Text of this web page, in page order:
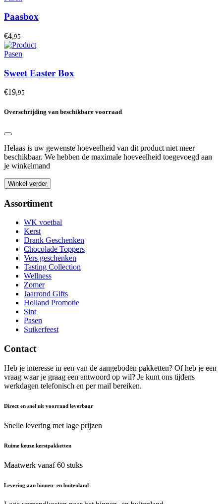
Paasbox
€4,95
Pasen
Sweet Easter Box
€19,95
Overschrijding van beschikbare voorraad
Helaas is uw gewenste hoeveelheid van dit product niet meer
beschikbaar. We hebben de maximale hoeveelheid toegevoegd aan
je winkelmand
Winkel verder
Assortiment
WK voetbal
Kerst
Drank Geschenken
Chocolade Toppers
Vers geschenken
Tasting Collection
Wellness
Zomer
Jaarrond Gifts
Holland Promotie
Sint
Pasen
Suikerfeest
Contact
Heb je interesse in een van de aangeboden pakketten? Of heb je een
vraag waar je graag een antwoord op wil? Je kunt ons tijdens
werkdagen telefonisch en per mail bereiken.
Direct en snel uit voorraad leverbaar
Snelle levering met lage prijzen
Ruime keuze kerstpakketten
Maatwerk vanaf 60 stuks
Levering aan binnen- en buitenland